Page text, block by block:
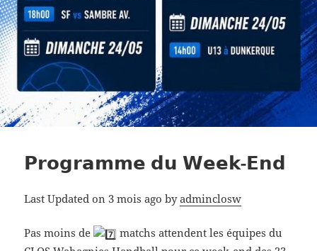
𝗣𝗿𝗼𝗴𝗿𝗮𝗺𝗺𝗲 𝗱𝘂 𝗪𝗲𝗲𝗸-𝗘𝗻𝗱
Last Updated on 3 mois ago byadminclosw
Pas moins de
matchs attendent les équipes du